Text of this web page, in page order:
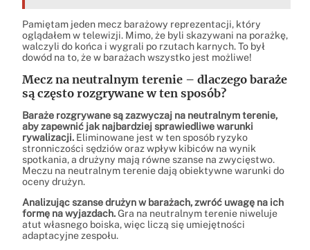
Pamiętam jeden mecz barażowy reprezentacji, który
oglądałem w telewizji. Mimo, że byli skazywani na porażkę,
walczyli do końca i wygrali po rzutach karnych. To był
dowód na to, że w barażach wszystko jest możliwe!
Mecz na neutralnym terenie – dlaczego baraże
są często rozgrywane w ten sposób?
Baraże rozgrywane są zazwyczaj na neutralnym terenie,
aby zapewnić jak najbardziej sprawiedliwe warunki
rywalizacji. Eliminowane jest w ten sposób ryzyko
stronniczości sędziów oraz wpływ kibiców na wynik
spotkania, a drużyny mają równe szanse na zwycięstwo.
Meczu na neutralnym terenie dają obiektywne warunki do
oceny drużyn.
Analizując szanse drużyn w barażach, zwróć uwagę na ich
formę na wyjazdach.Gra na neutralnym terenie niweluje
atut własnego boiska, więc liczą się umiejętności
adaptacyjne zespołu.